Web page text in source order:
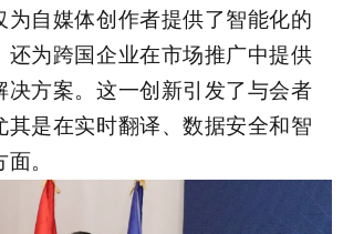
为自媒体创作者提供了智能化的
还为跨国企业在市场推广中提供
决方案。这一创新引发了与会者
其是在实时翻译、数据安全和智
。